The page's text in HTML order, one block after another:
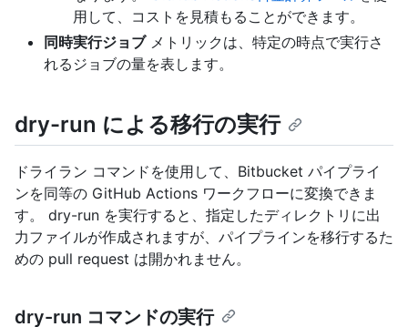
用して、コストを見積もることができます。
同時実行ジョブメトリックは、特定の時点で実行さ
れるジョブの量を表します。
dry-run による移行の実行
ドライラン コマンドを使用して、Bitbucket パイプライ
ンを同等の GitHub Actions ワークフローに変換できま
す。 dry-run を実行すると、指定したディレクトリに出
力ファイルが作成されますが、パイプラインを移行するた
めの pull request は開かれません。
dry-run コマンドの実行